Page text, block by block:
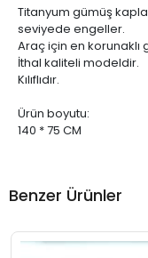
Titanyum gümüş
seviyede engeller.
Araç için en korunaklı
İthal kaliteli modeldir.
Kılıflıdır.
Ürün boyutu:
140 * 75 CM
Benzer Ürünler